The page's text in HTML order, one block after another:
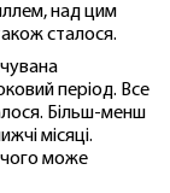
над цим
сталося.
період. Все
Більш-менш
місяці.
чого може